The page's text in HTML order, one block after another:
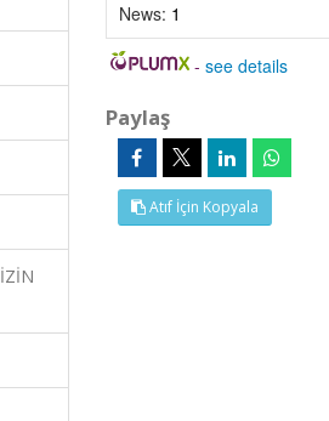
News: 1
-see details
Paylaş
Atıf İçin Kopyala